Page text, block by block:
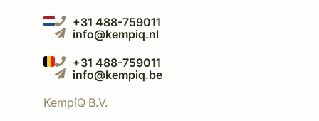
+31 488-759011
info@kempiq.nl
+31 488-759011
info@kempiq.be
KempíQ B.V.